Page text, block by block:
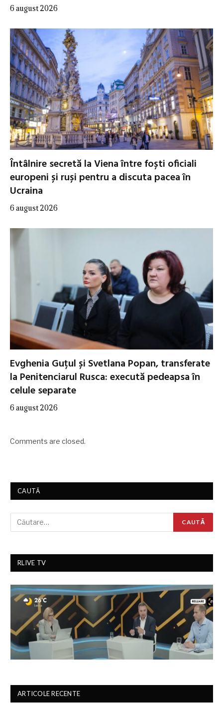
6 august 2026
Întâlnire secretă la Viena între foști oficiali
europeni și ruși pentru a discuta pacea în
Ucraina
6 august 2026
Evghenia Guțul și Svetlana Popan, transferate
la Penitenciarul Rusca: execută pedeapsa în
celule separate
6 august 2026
Comments are closed.
CAUTĂ
RLIVE TV
ARTICOLE RECENTE